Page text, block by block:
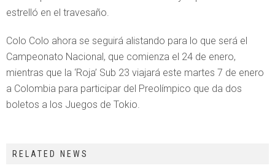
estrelló en el travesaño.
Colo Colo ahora se seguirá alistando para lo que será el
Campeonato Nacional, que comienza el 24 de enero,
mientras que la ‘Roja’ Sub 23 viajará este martes 7 de enero
a Colombia para participar del Preolímpico que da dos
boletos a los Juegos de Tokio.
RELATED NEWS